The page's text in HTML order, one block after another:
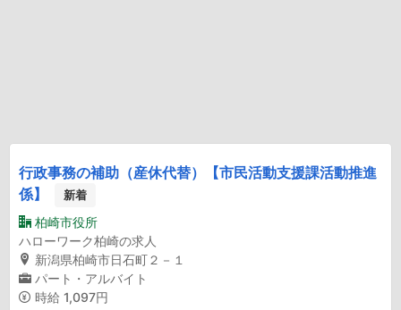
行政事務の補助（産休代替）【市民活動支援課活動推進
係】
新着
柏崎市役所
ハローワーク柏崎の求人
新潟県柏崎市日石町２－１
パート・アルバイト
時給 1,097円